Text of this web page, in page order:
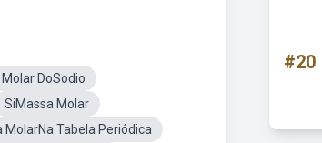
DoSodio
SiMassa Molar
MolarNa Tabela Periódica
#20